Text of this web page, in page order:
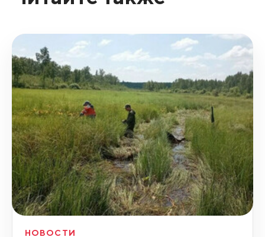
НОВОСТИ